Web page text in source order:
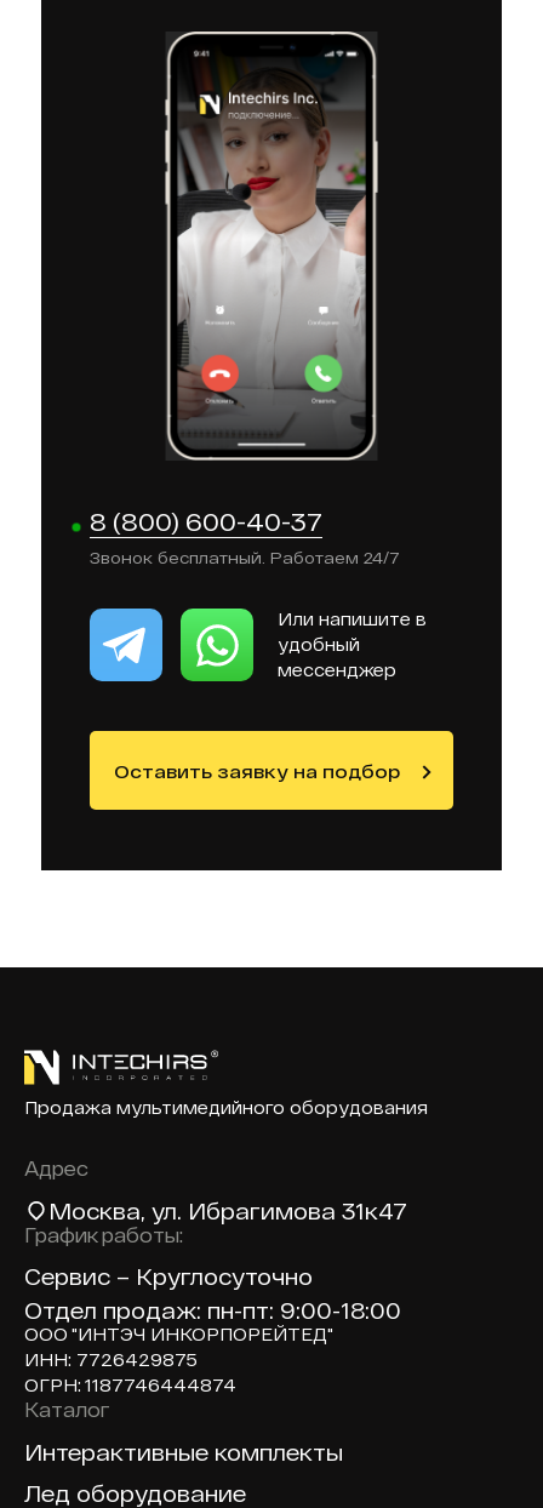
8 (800) 600-40-37
Звонок бесплатный. Работаем 24/7
Или напишите в
удобный
мессенджер
Оставить заявку на подбор
Продажа мультимедийного оборудования
Адрес
Москва, ул. Ибрагимова 31к47
График работы:
Сервис – Круглосуточно
Отдел продаж: пн-пт: 9:00-18:00
ООО "ИНТЭЧ ИНКОРПОРЕЙТЕД"
ИНН: 7726429875
ОГРН: 1187746444874
Доп навигация по сайту
Каталог
Интерактивные комплекты
Лед оборудование